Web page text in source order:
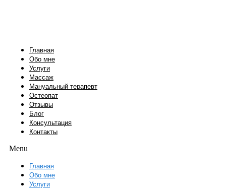
Главная
Обо мне
Услуги
Массаж
Мануальный терапевт
Остеопат
Отзывы
Блог
Консультация
Контакты
Menu
Главная
Обо мне
Услуги